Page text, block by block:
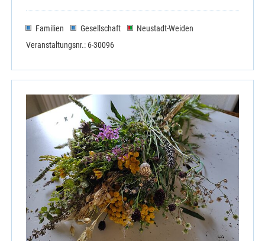
Familien Gesellschaft
Neustadt-Weiden
Veranstaltungsnr.: 6-30096